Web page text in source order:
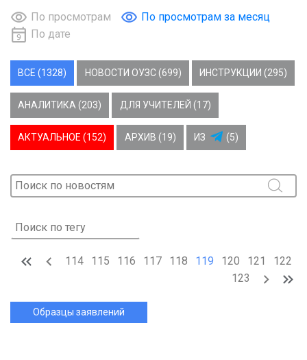
По просмотрам
По просмотрам за месяц
По дате
ВСЕ (1328) НОВОСТИ ОУЗС (699) ИНСТРУКЦИИ (295)
АНАЛИТИКА (203) ДЛЯ УЧИТЕЛЕЙ (17)
АКТУАЛЬНОЕ (152) АРХИВ (19) ИЗ (5)
114 115 116 117 118 119 120 121
122
123
Образцы заявлений